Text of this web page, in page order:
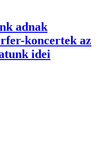
adnak
koncertek az
idei